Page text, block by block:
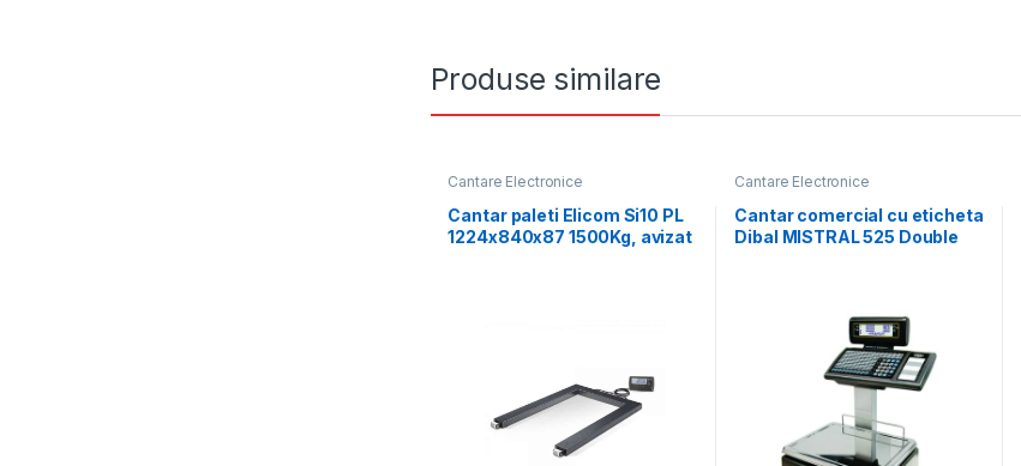
Produse similare
Cantare Electronice
Cantar paleti Elicom Si10 PL
1224x840x87 1500Kg, avizat
Cantare Electronice
Cantar comercial cu eticheta
Dibal MISTRAL 525 Double